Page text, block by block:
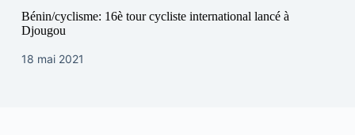
Bénin/cyclisme: 16è tour cycliste international lancé à
Djougou
18 mai 2021